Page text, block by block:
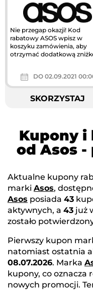
Nie przegap okazji! Kod
rabatowy ASOS wpisz w
koszyku zamówienia, aby
otrzymać dodatkową
DO 02.09.2021
SKORZYSTAJ
Kupony i
od Asos
Aktualne kupony
marki Asos,
Asos posiada 43
aktywnych, a 43 już
zostało
Pierwszy kupon
natomiast ostatnia
08.07.2026. Marka
kupony, co oznacza
nowych promocji.